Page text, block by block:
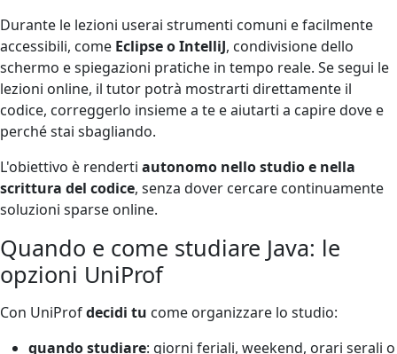
Durante le lezioni userai strumenti comuni e facilmente
accessibili, come Eclipse o IntelliJ, condivisione dello
schermo e spiegazioni pratiche in tempo reale. Se segui le
lezioni online, il tutor potrà mostrarti direttamente il
codice, correggerlo insieme a te e aiutarti a capire dove e
perché stai sbagliando.
L'obiettivo è renderti autonomo nello studio e nella
scrittura del codice, senza dover cercare continuamente
soluzioni sparse online.
Quando e come studiare Java: le
opzioni UniProf
Con UniProfdecidi tu come organizzare lo studio:
quando studiare: giorni feriali, weekend, orari serali o